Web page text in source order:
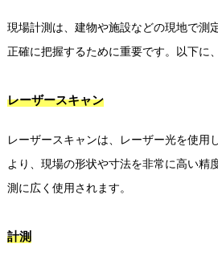
現場計測は、建物や施設などの現地で測
正確に把握するために重要です。以下に
レーザースキャン
レーザースキャンは、レーザー光を使用
より、現場の形状や寸法を非常に高い精
測に広く使用されます。
計測